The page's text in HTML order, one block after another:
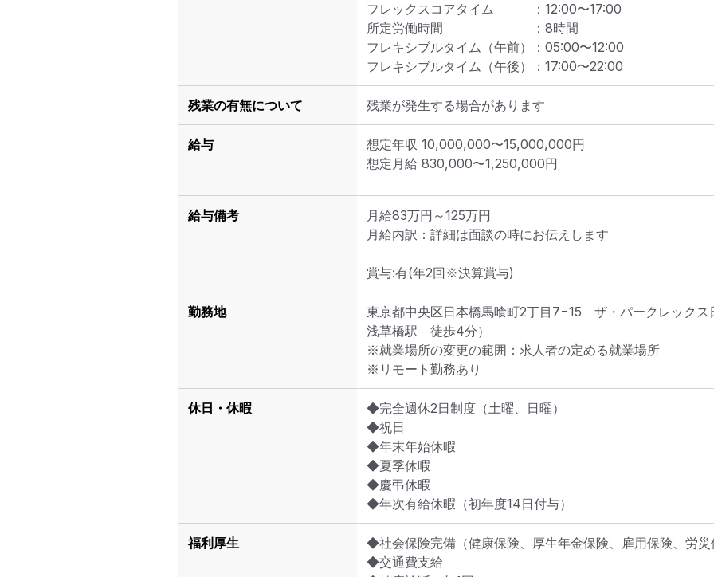
フレックスコアタイム
： 12:00〜17:00
所定労働時間
： 8時間
フレキシブルタイム（午前）
： 05:00〜12:00
フレキシブルタイム（午後）
： 17:00〜22:00
残業の有無について 残業が発生する場合があります
給与 想定年収 10,000,000〜15,000,000円
想定月給 830,000〜1,250,000円
給与備考
月給83万円～125万円
月給内訳：詳細は面談の時にお伝えします
賞与:有(年2回※決算賞与)
勤務地 東京都中央区日本橋馬喰町2丁目7−15　ザ・パークレックス
浅草橋駅　徒歩4分）
※就業場所の変更の範囲：求人者の定める就業場所
※リモート勤務あり
休日・休暇
◆完全週休2日制度（土曜、日曜）
◆祝日
◆年末年始休暇
◆夏季休暇
◆慶弔休暇
◆年次有給休暇（初年度14日付与）
福利厚生
◆社会保険完備（健康保険、厚生年金保険、雇用保険、労災
◆交通費支給